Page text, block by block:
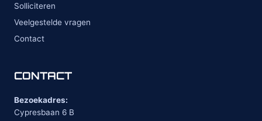
Solliciteren
Veelgestelde vragen
Contact
CONTACT
Bezoekadres:
Cypresbaan 6 B